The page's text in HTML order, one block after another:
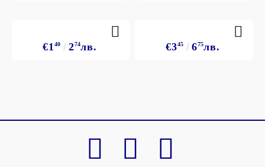
€1 40 274лв. €345 675лв.